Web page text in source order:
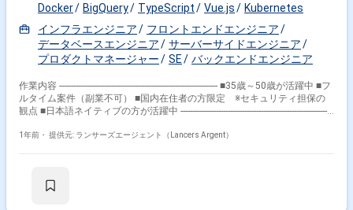
Docker
BigQuery TypeScript Vue.js
Kubernetes
インフラエンジニア
フロントエンドエンジニア
データベースエンジニア
サーバーサイドエンジニア
プロダクトマネージャー
SE バックエンドエンジニア
作業内容 ------------------------------------------------------------------- ■35歳～50歳が活躍中 ■フ
ルタイム案件（副業不可） ■国内在住者の方限定 ※セキュリティ担保の
観点 ■日本語ネイティブの方が活躍中 -----------------------------------------------------------------
しています。 【ポジション概要】 チームの中心となり、プロダクト開発
設計方針を策定 ・コードレビュー：他のメンバーが作成した設計・コード
1年前・ 提供元: ランサーズエージェント（Lancers Argent）